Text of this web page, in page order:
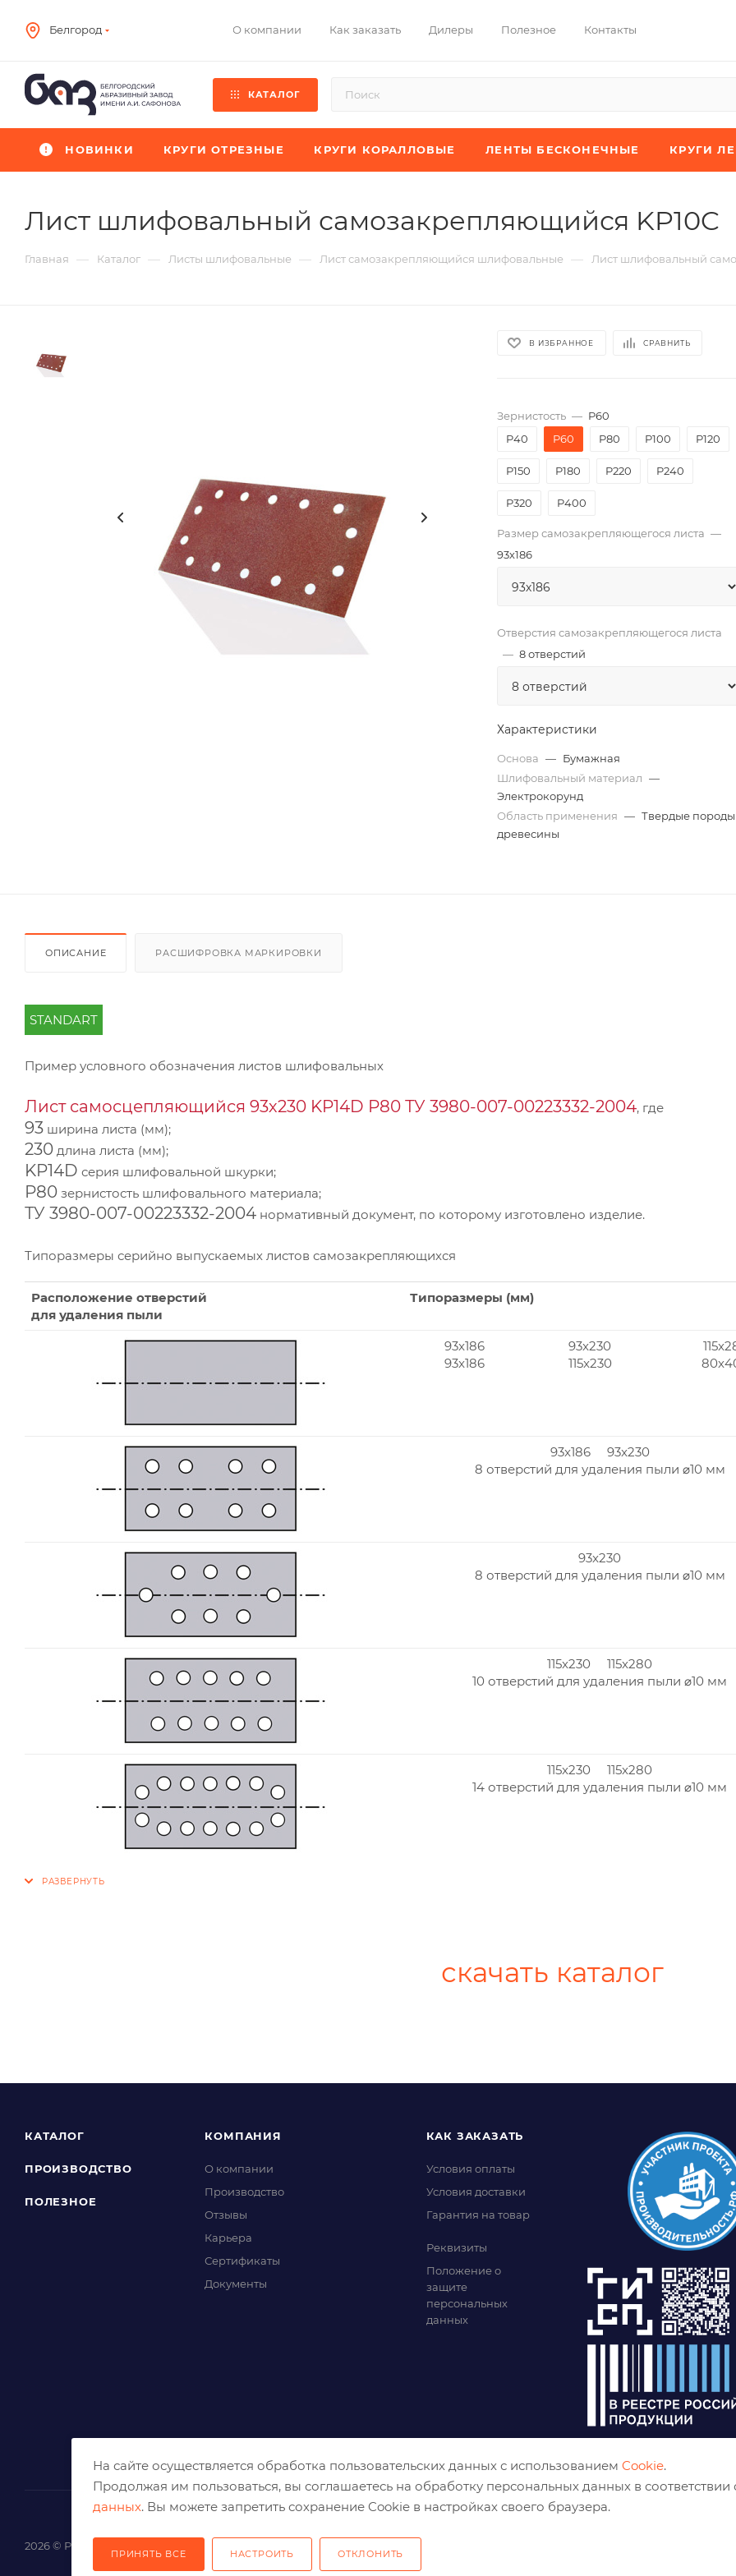
Белгород О компании Как заказать Дилеры Полезное Контакты
КАТАЛОГ
НОВИНКИ КРУГИ ОТРЕЗНЫЕ КРУГИ КОРАЛЛОВЫЕ ЛЕНТЫ БЕСКОНЕЧНЫЕ КРУГИ
Лист шлифовальный самозакрепляющийся KP10C
Главная — Каталог — Листы шлифовальные — Лист самозакрепляющийся шлифовальные — Лист шлифовальный
В ИЗБРАННОЕ СРАВНИТЬ
Зернистость — P60
P40
P60 P80 P100 P120
P150 P180 P220 P240
P320 P400
Размер самозакрепляющегося листа —
93х186
Отверстия самозакрепляющегося листа
— 8 отверстий
Характеристики
Основа — Бумажная
Шлифовальный материал —
Электрокорунд
Область применения — Твердые породы
древесины
ОПИСАНИЕ РАСШИФРОВКА МАРКИРОВКИ
STANDART
Пример условного обозначения листов шлифовальных
Лист самосцепляющийся 93х230 KP14D Р80 ТУ 3980-007-00223332-2004, где
93 ширина листа (мм);
230 длина листа (мм);
KP14D серия шлифовальной шкурки;
Р80 зернистость шлифовального материала;
ТУ 3980-007-00223332-2004 нормативный документ, по которому изготовлено изделие.
Типоразмеры серийно выпускаемых листов самозакрепляющихся
Расположение отверстий
для удаления пыли
Типоразмеры (мм)
93x186
93x186
93x230
115x230
93x186 93x230
8 отверстий для удаления пыли ⌀10 мм
93x230
8 отверстий для удаления пыли ⌀10 мм
115x230 115x280
10 отверстий для удаления пыли ⌀10 мм
115x230 115x280
14 отверстий для удаления пыли ⌀10 мм
скачать каталог
КАТАЛОГ
ПРОИЗВОДСТВО
ПОЛЕЗНОЕ
КОМПАНИЯ
О компании
Производство
Отзывы
Карьера
Сертификаты
Документы
КАК ЗАКАЗАТЬ
Условия оплаты
Условия доставки
Гарантия на товар
Реквизиты
Положение о
защите
персональных
данных
2026 © Решения для эффективного шлифования и реза
На сайте осуществляется обработка пользовательских данных с использованием Cookie.
Продолжая им пользоваться, вы соглашаетесь на обработку персональных данных в соответствии
данных. Вы можете запретить сохранение Cookie в настройках своего браузера.
ПРИНЯТЬ ВСЕ НАСТРОИТЬ ОТКЛОНИТЬ